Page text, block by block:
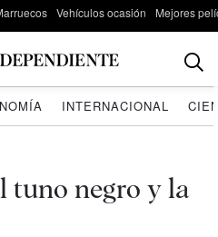
Vehículos ocasión Mejores
INTERNACIONAL
tuno negro y la